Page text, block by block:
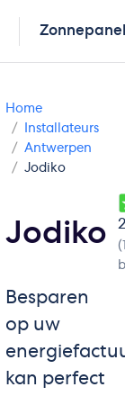
Home
Installateurs
Antwerpen
Jodiko
Jodiko
Besparen
op uw
kan perfect